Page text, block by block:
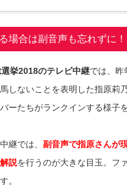
場合は副音声も忘れずに！
挙2018のテレビ中継では、昨
しないことを表明した指原莉
ーたちがランクインする様子
継では、 副音声で指原さんが
説を行うのが大きな目玉。フ
。